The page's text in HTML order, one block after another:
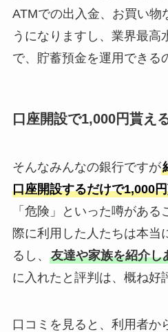
ATMでの出入金、お買い物
うになりますし、業界最高
で、貯蓄預金を運用できる
口座開設で1,000円貰え
そんなみんなの銀行ですが
口座開設するだけで1,000
「危険」といった噂があ
際に利用した人たちは本当
るし、 友達や家族を紹介し
に入れたと評判は、概ね好
口コミを見ると、利用者か